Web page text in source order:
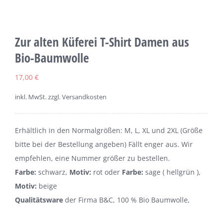
Zur alten Küferei T-Shirt Damen aus
Bio-Baumwolle
17,00 €
inkl. MwSt.zzgl. Versandkosten
Erhältlich in den Normalgrößen: M, L, XL und 2XL (Größe
bitte bei der Bestellung angeben) Fällt enger aus. Wir
empfehlen, eine Nummer größer zu bestellen.
Farbe: schwarz, Motiv: rot oder Farbe: sage ( hellgrün ),
Motiv: beige
Qualitätsware der Firma B&C, 100 % Bio Baumwolle,